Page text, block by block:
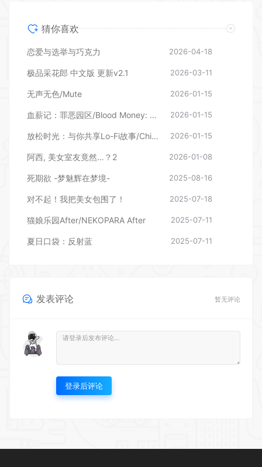
猜你喜欢
恋爱与选举与巧克力 2026-04-18
极品采花郎 中文版 更新v2.1 2026-03-11
无声无色/Mute 2026-01-15
血薪记：罪恶园区/Blood Money: Lethal Eden 2026-01-15
放松时光：与你共享Lo-Fi故事/Chill with You : Lo-Fi Story 2026-01-15
阿西, 美女室友竟然…？2 2026-01-08
死期欲 -梦魅辉在梦境- 2025-08-16
对不起！我把美女包围了！ 2025-07-18
猫娘乐园After/NEKOPARA After 2025-07-11
夏日口袋：反射蓝 2025-07-11
发表评论 暂无评论
登录后评论